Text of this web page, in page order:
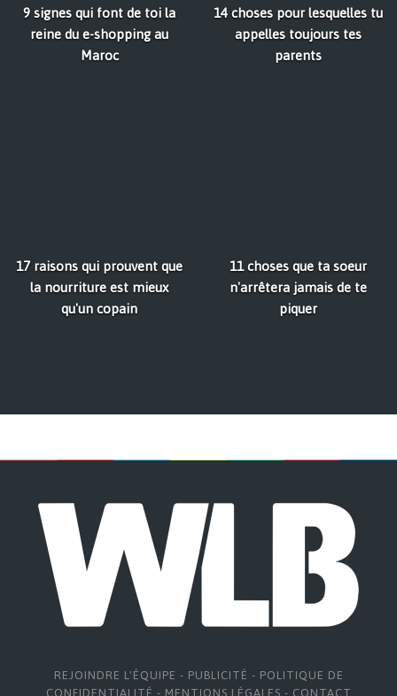
9 signes qui font de toi la
reine du e-shopping au
Maroc
14 choses pour lesquelles tu
appelles toujours tes
parents
17 raisons qui prouvent que
la nourriture est mieux
qu'un copain
11 choses que ta soeur
n'arrêtera jamais de te
piquer
REJOINDRE L'ÉQUIPE - PUBLICITÉ - POLITIQUE DE
CONFIDENTIALITÉ - MENTIONS LÉGALES - CONTACT